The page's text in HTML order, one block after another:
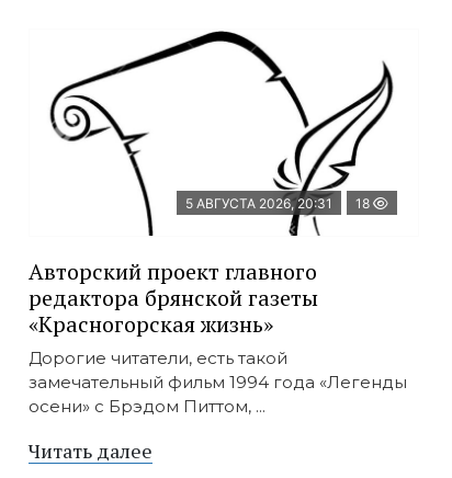
5 АВГУСТА 2026, 20:31 18
Авторский проект главного
редактора брянской газеты
«Красногорская жизнь»
Дорогие читатели, есть такой
замечательный фильм 1994 года «Легенды
осени» с Брэдом Питтом, ...
Читать далее